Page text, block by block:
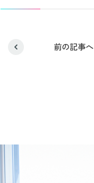
前の記事へ